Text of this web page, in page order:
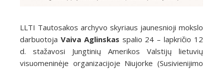
LLTI Tautosakos archyvo skyriaus jaunesnioji mokslo
darbuotoja Vaiva Aglinskas spalio 24 – lapkričio 12
d. stažavosi Jungtinių Amerikos Valstijų lietuvių
visuomeninėje organizacijoje Niujorke (Susivienijimo